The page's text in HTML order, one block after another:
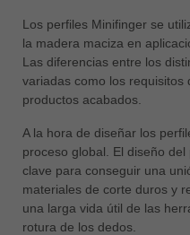
USA
english
Việt
中国
中文
ประเท
Los perfiles Minifinger se
la madera maciza en
Las diferencias entre los
variadas como los requisitos
productos acabados.
A la hora de diseñar los
proceso global. El diseño
clave para conseguir una
materiales de corte duros y
una larga vida útil de las
rotura de los dedos.